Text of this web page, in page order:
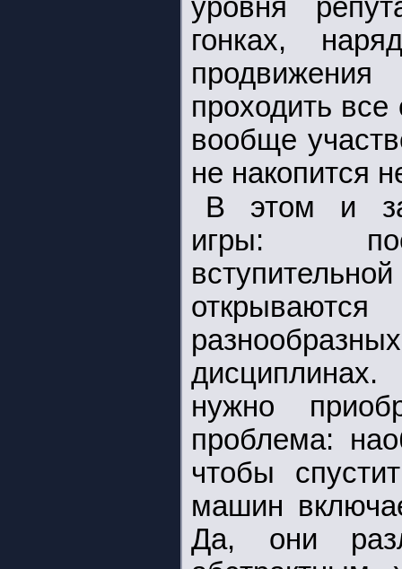
уровня
гонках,
проходить
вообще
не накопится
В этом и
игры:
открываются
нужно
проблема:
чтобы
машин
Да, они